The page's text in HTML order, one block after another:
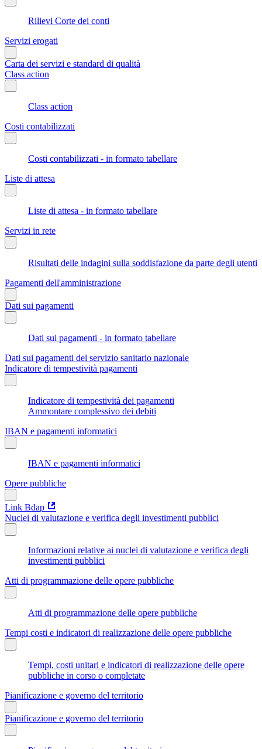
Rilievi Corte dei conti
Servizi erogati
Carta dei servizi e standard di qualità
Class action
Class action
Costi contabilizzati
Costi contabilizzati - in formato tabellare
Liste di attesa
Liste di attesa - in formato tabellare
Servizi in rete
Risultati delle indagini sulla soddisfazione da parte degli utenti
Pagamenti dell'amministrazione
Dati sui pagamenti
Dati sui pagamenti - in formato tabellare
Dati sui pagamenti del servizio sanitario nazionale
Indicatore di tempestività pagamenti
Indicatore di tempestività dei pagamenti
Ammontare complessivo dei debiti
IBAN e pagamenti informatici
IBAN e pagamenti informatici
Opere pubbliche
Link Bdap
Nuclei di valutazione e verifica degli investimenti pubblici
Informazioni relative ai nuclei di valutazione e verifica degli
investimenti pubblici
Atti di programmazione delle opere pubbliche
Atti di programmazione delle opere pubbliche
Tempi costi e indicatori di realizzazione delle opere pubbliche
Tempi, costi unitari e indicatori di realizzazione delle opere
pubbliche in corso o completate
Pianificazione e governo del territorio
Pianificazione e governo del territorio